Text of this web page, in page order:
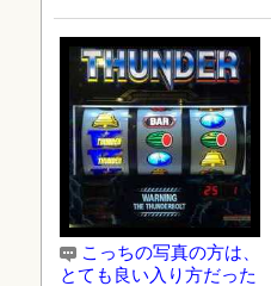
こっちの写真の方は、
とても良い入り方だった